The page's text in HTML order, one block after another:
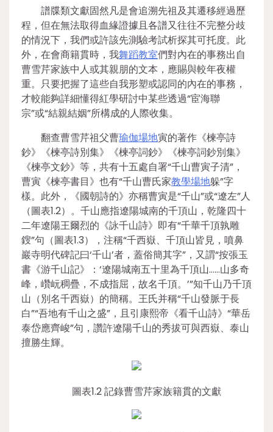
譜牒類文獻固然凡是會追溯先祖及其遷移經過歷
程，但在無法取得血緣證據且各譜又往往不完整分歧
的情況下，我們或許該先測驗考試析探其可托度。此
外，在會商籍貫時，我舞蹈教室們對內在的事務出自
曹雪芹家族中人或其親朋的文本，應賜與較年夜權
重。只要把握了這些自我形塑或認同的內在的事務，
才較能夠詳細懂得紅學研討中某些透過“宦海聯
宗”或“結親結姻”所構成的人際收集。
翻查曹雪芹祖父曹瑜伽場地寅的著作《楝亭詩
鈔》《楝亭詩別集》《楝亭詞鈔》《楝亭詞鈔別集》
《楝亭文鈔》等，共有十五處自署“千山曹寅子清”，
曹寅《楝亭書目》也有“千山曹氏家教學場地躲”字
樣。此外，《國朝詩的》亦稱曹寅是“千山”或“遼左”人
（圖表1.2）。千山應指遼陽城南的千頂山，乾隆四十
二年遼陽王爾烈的《詠千山詩》即有“千華千頂孰雕
鎪”句（圖表1.3），注稱“千西嶽、千頂山皆見，噴鼻
巖寺明代碑記曰‘千山’者，蓋俗簡其字”，又謂“按張玉
書《游千山記》：‘遼陽城南五十里為千頂山……山多奇
峰，巑岏稠疊，不成指屈，故名千頂。’”知千山乃千頂
山（別名千西嶽）的簡稱。王氏并稱“千山發脈于長
白”“吾地有千山之盛”，且引康熙帝《看千山詩》“華岳
泰岱應齊峻”句，讚許遼陽千山的秀拔可與西嶽、泰山
擅勝生輝。
圖表1.2 記錄曹雪芹家族籍貫的文獻